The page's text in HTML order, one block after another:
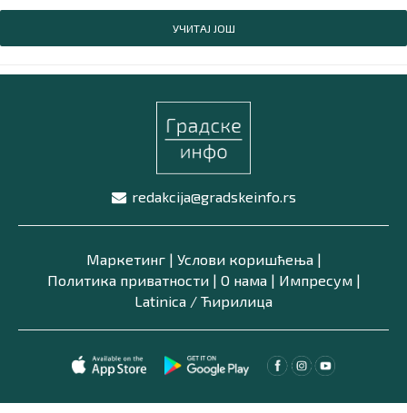
УЧИТАЈ ЈОШ
redakcija@gradskeinfo.rs
Маркетинг| Услови коришћења|
Политика приватности| О нама| Импресум|
Latinica / Ћирилица